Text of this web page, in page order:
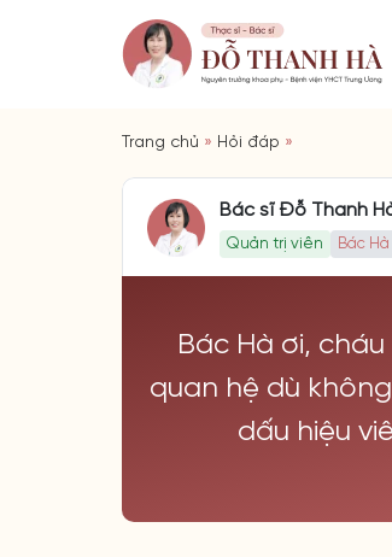
Trang chủ » Hỏi đáp »
Bác sĩ Đỗ Thanh
Quản trị viên Bác
Bác Hà ơi,
quan hệ dù
dấu hiệu